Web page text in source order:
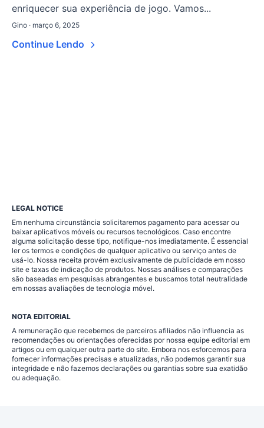
enriquecer sua experiência de jogo. Vamos...
Gino · março 6, 2025
Continue Lendo
LEGAL NOTICE
Em nenhuma circunstância solicitaremos pagamento para acessar ou
baixar aplicativos móveis ou recursos tecnológicos. Caso encontre
alguma solicitação desse tipo, notifique-nos imediatamente. É essencial
ler os termos e condições de qualquer aplicativo ou serviço antes de
usá-lo. Nossa receita provém exclusivamente de publicidade em nosso
site e taxas de indicação de produtos. Nossas análises e comparações
são baseadas em pesquisas abrangentes e buscamos total neutralidade
em nossas avaliações de tecnologia móvel.
NOTA EDITORIAL
A remuneração que recebemos de parceiros afiliados não influencia as
recomendações ou orientações oferecidas por nossa equipe editorial em
artigos ou em qualquer outra parte do site. Embora nos esforcemos para
fornecer informações precisas e atualizadas, não podemos garantir sua
integridade e não fazemos declarações ou garantias sobre sua exatidão
ou adequação.